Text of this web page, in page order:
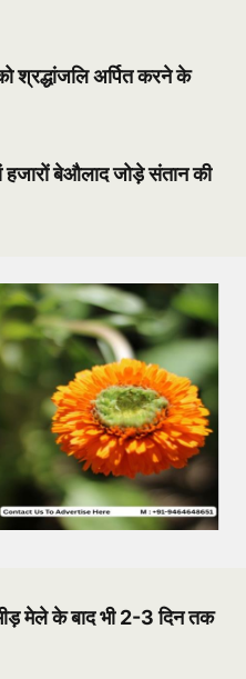
श्रद्धांजलि अर्पित करने के
हजारों बेऔलाद जोड़े संतान की
मेले के बाद भी 2-3 दिन तक